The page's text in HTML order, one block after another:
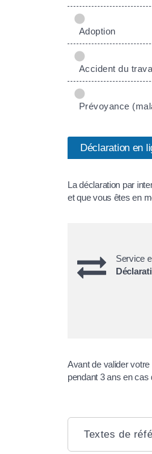
Adoption
Accident du
Prévoyance
Déclaration en
La déclaration par
et que vous êtes en
Service
Avant de valider
pendant 3 ans en cas
Textes de